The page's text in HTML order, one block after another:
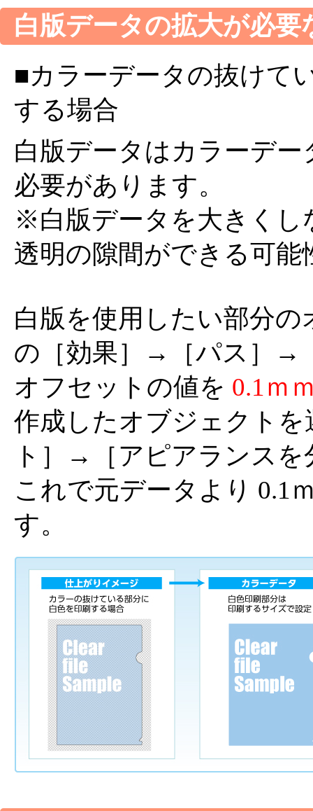
白版データの拡大が必要
■カラーデータの抜けて
する場合
白版データはカラーデー
必要があります。
※白版データを大きくし
透明の隙間ができる可能
白版を使用したい部分
の［効果］→［パス］→
オフセットの値を 0.1ｍ
作成したオブジェクト
ト］→［アピアランスを
これで元データより 0.1
す。